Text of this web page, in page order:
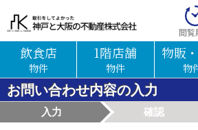
閲覧
飲食店
物件
1階店舗
物件
物販
物
お問い合わせ内容の入力
入力 確認